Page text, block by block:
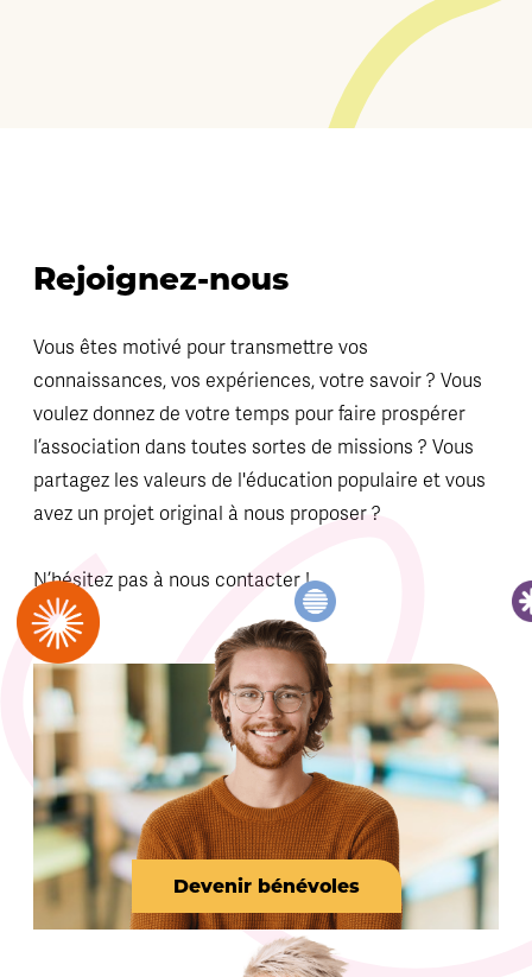
Rejoignez-nous
Vous êtes motivé pour transmettre vos
connaissances, vos expériences, votre savoir ? Vous
voulez donnez de votre temps pour faire prospérer
l’association dans toutes sortes de missions ? Vous
partagez les valeurs de l'éducation populaire et vous
avez un projet original à nous proposer ?
N’hésitez pas à nous contacter !
Devenir bénévoles